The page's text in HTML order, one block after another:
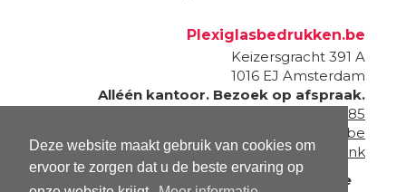
Deze website maakt gebruik van cookies om
ervoor te zorgen dat u de beste ervaring op
Plexiglasbedrukken.be
Keizersgracht 391 A
1016 EJ Amsterdam
Alléén kantoor. Bezoek op afspraak.
020 - 820 87 85
info@plexiglasbedrukken.be
Onderdeel vanFotogeschenk
Informatie